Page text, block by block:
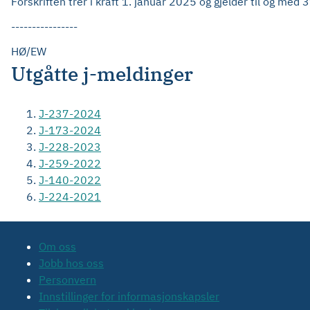
----------------
HØ/EW
Utgåtte j-meldinger
J-237-2024
J-173-2024
J-228-2023
J-259-2022
J-140-2022
J-224-2021
Om oss
Jobb hos oss
Personvern
Innstillinger for informasjonskapsler